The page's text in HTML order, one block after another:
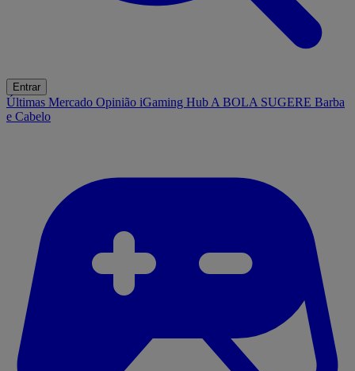
Entrar
Últimas Mercado Opinião iGaming Hub A BOLA SUGERE Barba
e Cabelo